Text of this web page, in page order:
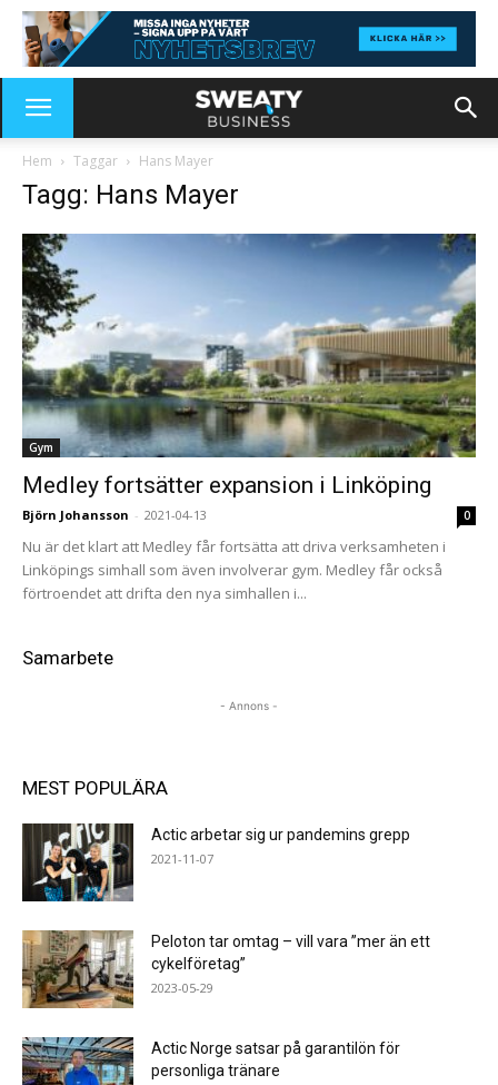
Hem Taggar Hans Mayer
Tagg: Hans Mayer
Gym
Medley fortsätter expansion i Linköping
Björn Johansson - 2021-04-13 0
Nu är det klart att Medley får fortsätta att driva verksamheten i
Linköpings simhall som även involverar gym. Medley får också
förtroendet att drifta den nya simhallen i...
Samarbete
- Annons -
MEST POPULÄRA
Actic arbetar sig ur pandemins grepp
2021-11-07
Peloton tar omtag – vill vara ”mer än ett
cykelföretag”
2023-05-29
Actic Norge satsar på garantilön för
personliga tränare